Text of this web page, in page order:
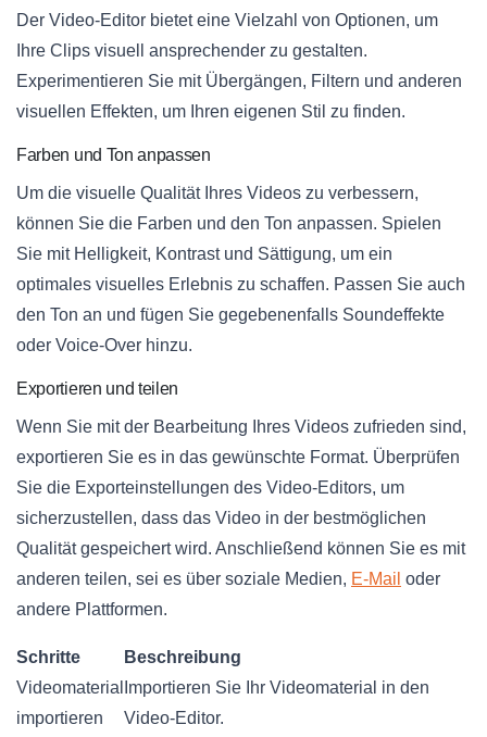
Der Video-Editor bietet eine Vielzahl von Optionen, um
Ihre Clips visuell ansprechender zu gestalten.
Experimentieren Sie mit Übergängen, Filtern und anderen
visuellen Effekten, um Ihren eigenen Stil zu finden.
Farben und Ton anpassen
Um die visuelle Qualität Ihres Videos zu verbessern,
können Sie die Farben und den Ton anpassen. Spielen
Sie mit Helligkeit, Kontrast und Sättigung, um ein
optimales visuelles Erlebnis zu schaffen. Passen Sie auch
den Ton an und fügen Sie gegebenenfalls Soundeffekte
oder Voice-Over hinzu.
Exportieren und teilen
Wenn Sie mit der Bearbeitung Ihres Videos zufrieden sind,
exportieren Sie es in das gewünschte Format. Überprüfen
Sie die Exporteinstellungen des Video-Editors, um
sicherzustellen, dass das Video in der bestmöglichen
Qualität gespeichert wird. Anschließend können Sie es mit
anderen teilen, sei es über soziale Medien, E-Mail oder
andere Plattformen.
Schritte
Beschreibung
Videomaterial
importieren
Importieren Sie Ihr Videomaterial in den
Video-Editor.